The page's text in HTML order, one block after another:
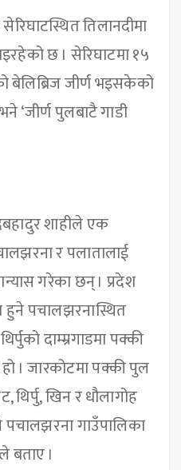
तिलानदीमा
छ । सेरिघाटमा १५
बेलिब्रिज जीर्ण भइसकेको
‘जीर्ण पुलबाटै गाडी
शाहीले एक
र पलातालाई
गरेका छन् । प्रदेश
हुने पचालझरनास्थित
दाम्म्रगाडमा पक्की
। जारकोटमा पक्की पुल
थिर्पु, खिन र धौलागोह
पचालझरना गाउँपालिका
।